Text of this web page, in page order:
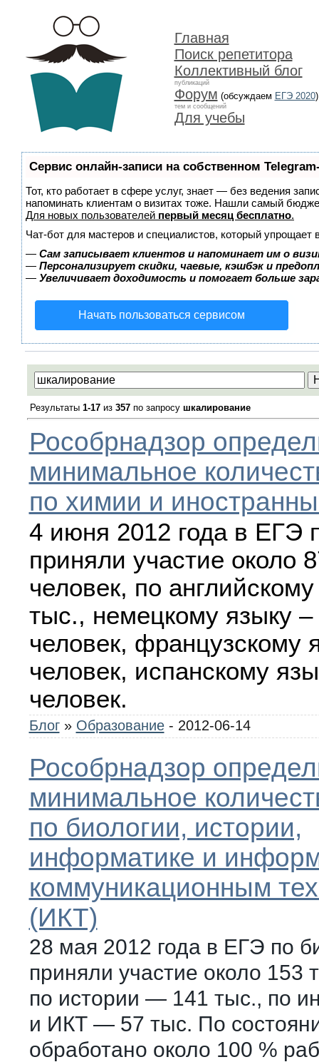
Главная
Поиск репетитора
Коллективный блог
публикаций
Форум (обсуждаем ЕГЭ 2020)
тем и сообщений
Для учебы
Сервис онлайн-записи на собственном
Тот, кто работает в сфере услуг, знает — без ведения
напоминать клиентам о визитах тоже. Нашли самый
Для новых пользователей первый месяц бесплатно.
Чат-бот для мастеров и специалистов, который упрощает
— Сам записывает клиентов и напоминает им о
— Персонализирует скидки, чаевые, кэшбэк и
— Увеличивает доходимость и помогает больше
Начать пользоваться сервисом
Результаты 1-17из 357по запросу шкалирование
Рособрнадзор
минимальное
по химии и
4 июня 2012 года в ЕГЭ
приняли участие около
человек, по
тыс., немецкому языку –
человек, французскому
человек, испанскому
человек.
Блог » Образование- 2012-06-14
Рособрнадзор
минимальное
по биологии, истории,
информатике и
коммуникационным
(ИКТ)
28 мая 2012 года в ЕГЭ по
приняли участие около 153
по истории — 141 тыс., по
и ИКТ — 57 тыс. По
обработано около 100 %